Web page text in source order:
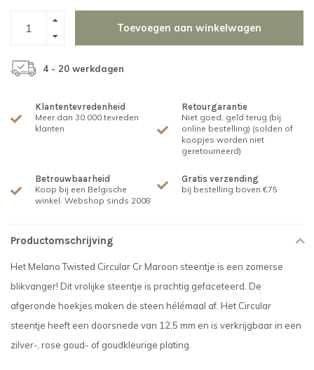
Toevoegen aan winkelwagen
4 - 20 werkdagen
Klantentevredenheid
Meer dan 30.000 tevreden
klanten
Retourgarantie
Niet goed, geld terug (bij
online bestelling) (solden of
koopjes worden niet
geretourneerd)
Betrouwbaarheid
Koop bij een Belgische
winkel. Webshop sinds 2008
Gratis verzending
bij bestelling boven €75
Productomschrijving
Het Melano Twisted Circular Cr Maroon steentje is een zomerse
blikvanger! Dit vrolijke steentje is prachtig gefaceteerd. De
afgeronde hoekjes maken de steen hélémaal af. Het Circular
steentje heeft een doorsnede van 12,5 mm en is verkrijgbaar in een
zilver-, rose goud- of goudkleurige plating.